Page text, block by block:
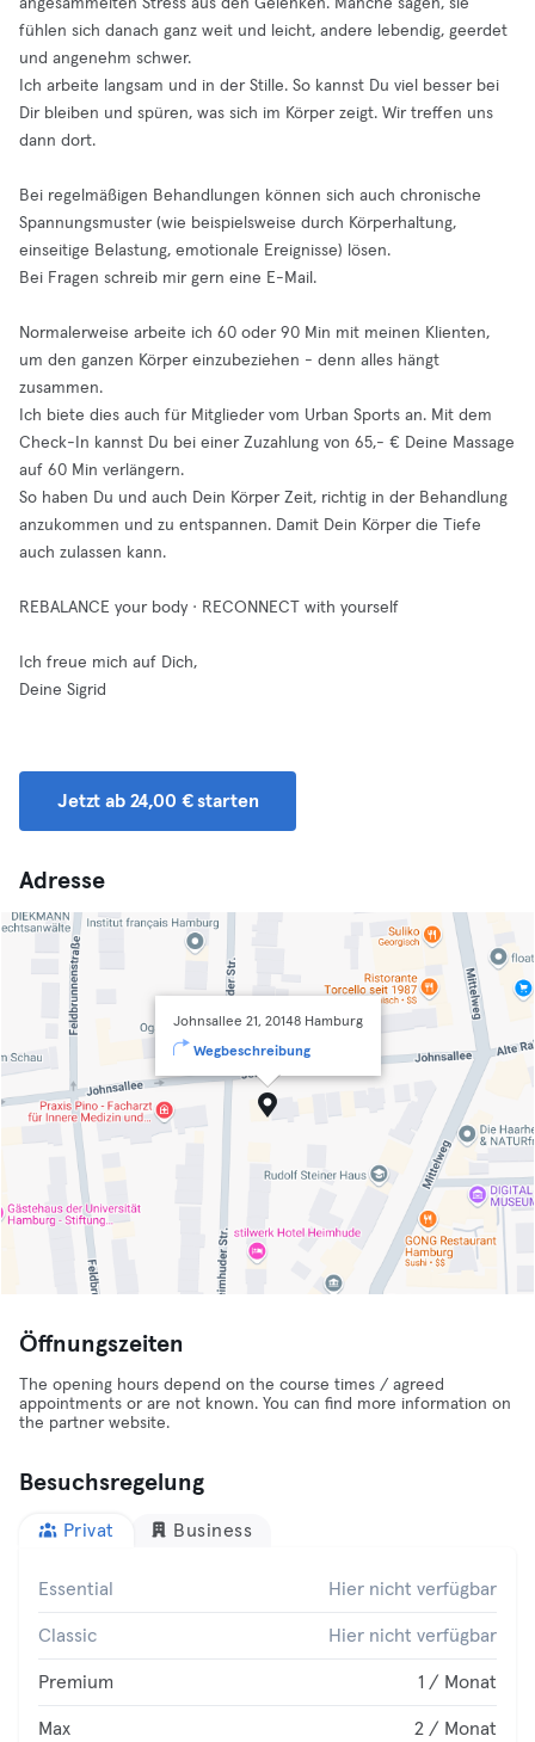
angesammelten Stress aus den Gelenken. Manche sagen, sie
fühlen sich danach ganz weit und leicht, andere lebendig, geerdet
und angenehm schwer.
Ich arbeite langsam und in der Stille. So kannst Du viel besser bei
Dir bleiben und spüren, was sich im Körper zeigt. Wir treffen uns
dann dort.
Bei regelmäßigen Behandlungen können sich auch chronische
Spannungsmuster (wie beispielsweise durch Körperhaltung,
einseitige Belastung, emotionale Ereignisse) lösen.
Bei Fragen schreib mir gern eine E-Mail.
Normalerweise arbeite ich 60 oder 90 Min mit meinen Klienten,
um den ganzen Körper einzubeziehen - denn alles hängt
zusammen.
Ich biete dies auch für Mitglieder vom Urban Sports an. Mit dem
Check-In kannst Du bei einer Zuzahlung von 65,- € Deine Massage
auf 60 Min verlängern.
So haben Du und auch Dein Körper Zeit, richtig in der Behandlung
anzukommen und zu entspannen. Damit Dein Körper die Tiefe
auch zulassen kann.
REBALANCE your body · RECONNECT with yourself
Ich freue mich auf Dich,
Deine Sigrid
Jetzt ab 24,00 € starten
Adresse
Johnsallee 21, 20148 Hamburg
Wegbeschreibung
Öffnungszeiten
The opening hours depend on the course times / agreed
appointments or are not known. You can find more information on
the partner website.
Besuchsregelung
Privat Business
Essential Hier nicht verfügbar
Classic Hier nicht verfügbar
Premium 1 / Monat
Max 2 / Monat